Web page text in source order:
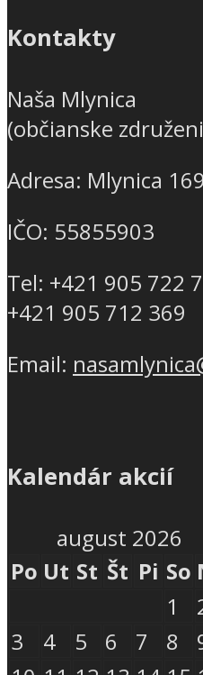
Kontakty
Naša Mlynica
(občianske
Adresa: Mlynica
IČO: 55855903
Tel: +421 905 722
+421 905 712 369
Email:
Kalendár akcií
august 2026
Po Ut St Št Pi So
1
3
4 5 6 7 8